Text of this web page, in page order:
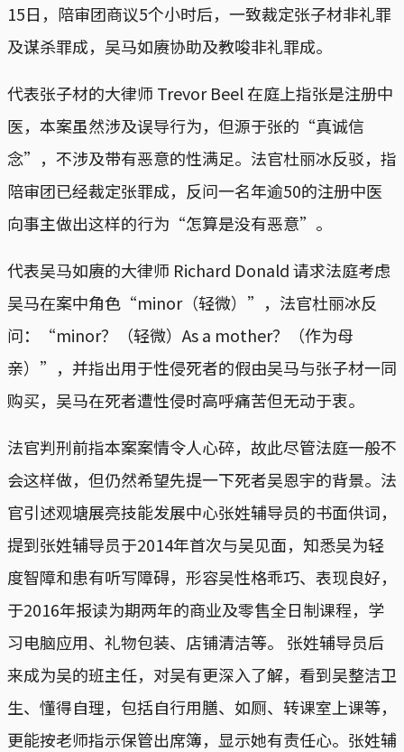
15日，陪审团商议5个小时后，一致裁定张子材非礼罪
及谋杀罪成，吴马如赓协助及教唆非礼罪成。
代表张子材的大律师 Trevor Beel 在庭上指张是注册中
医，本案虽然涉及误导行为，但源于张的“真诚信
念”，不涉及带有恶意的性满足。法官杜丽冰反驳，指
陪审团已经裁定张罪成，反问一名年逾50的注册中医
向事主做出这样的行为“怎算是没有恶意”。
代表吴马如赓的大律师 Richard Donald 请求法庭考虑
吴马在案中角色“minor（轻微）”，法官杜丽冰反
问：“minor？（轻微）As a mother？（作为母
亲）”，并指出用于性侵死者的假由吴马与张子材一同
购买，吴马在死者遭性侵时高呼痛苦但无动于衷。
法官判刑前指本案案情令人心碎，故此尽管法庭一般不
会这样做，但仍然希望先提一下死者吴恩宇的背景。法
官引述观塘展亮技能发展中心张姓辅导员的书面供词，
提到张姓辅导员于2014年首次与吴见面，知悉吴为轻
度智障和患有听写障碍，形容吴性格乖巧、表现良好，
于2016年报读为期两年的商业及零售全日制课程，学
习电脑应用、礼物包装、店铺清洁等。 张姓辅导员后
来成为吴的班主任，对吴有更深入了解，看到吴整洁卫
生、懂得自理，包括自行用膳、如厕、转课室上课等，
更能按老师指示保管出席簿，显示她有责任心。张姓辅